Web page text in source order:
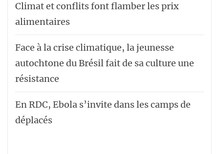
Climat et conflits font flamber les prix
alimentaires
Face à la crise climatique, la jeunesse
autochtone du Brésil fait de sa culture une
résistance
En RDC, Ebola s’invite dans les camps de
déplacés